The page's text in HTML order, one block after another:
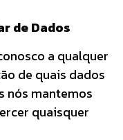
de Dados
a qualquer
de quais dados
nós mantemos
quaisquer